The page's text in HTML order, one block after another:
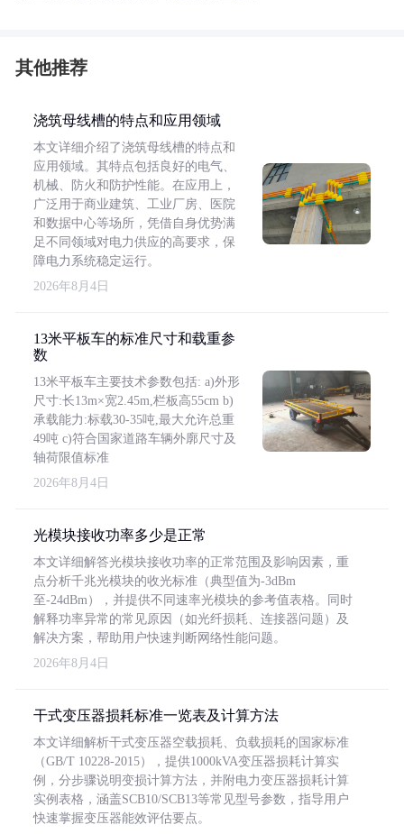
其他推荐
浇筑母线槽的特点和应用领域
本文详细介绍了浇筑母线槽的特点和
应用领域。其特点包括良好的电气、
机械、防火和防护性能。在应用上，
广泛用于商业建筑、工业厂房、医院
和数据中心等场所，凭借自身优势满
足不同领域对电力供应的高要求，保
障电力系统稳定运行。
2026年8月4日
13米平板车的标准尺寸和载重参
数
13米平板车主要技术参数包括: a)外形
尺寸:长13m×宽2.45m,栏板高55cm b)
承载能力:标载30-35吨,最大允许总重
49吨 c)符合国家道路车辆外廓尺寸及
轴荷限值标准
2026年8月4日
光模块接收功率多少是正常
本文详细解答光模块接收功率的正常范围及影响因素，重
点分析千兆光模块的收光标准（典型值为-3dBm
至-24dBm），并提供不同速率光模块的参考值表格。同时
解释功率异常的常见原因（如光纤损耗、连接器问题）及
解决方案，帮助用户快速判断网络性能问题。
2026年8月4日
干式变压器损耗标准一览表及计算方法
本文详细解析干式变压器空载损耗、负载损耗的国家标准
（GB/T 10228-2015），提供1000kVA变压器损耗计算实
例，分步骤说明变损计算方法，并附电力变压器损耗计算
实例表格，涵盖SCB10/SCB13等常见型号参数，指导用户
快速掌握变压器能效评估要点。